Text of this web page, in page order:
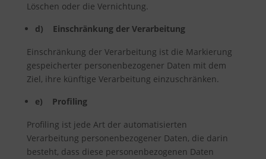
Löschen oder die Vernichtung.
d) Einschränkung der Verarbeitung
Einschränkung der Verarbeitung ist die Markierung
gespeicherter personenbezogener Daten mit dem
Ziel, ihre künftige Verarbeitung einzuschränken.
e) Profiling
Profiling ist jede Art der automatisierten
Verarbeitung personenbezogener Daten, die darin
besteht, dass diese personenbezogenen Daten